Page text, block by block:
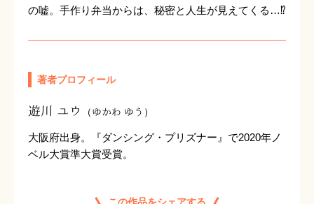
の嘘。手作り弁当からは、秘密と人生が見えてくる…⁉
著者プロフィール
遊川 ユウ （ゆかわ ゆう）
大阪府出身。『ダンシング・プリズナー』で2020年ノ
ベル大賞準大賞受賞。